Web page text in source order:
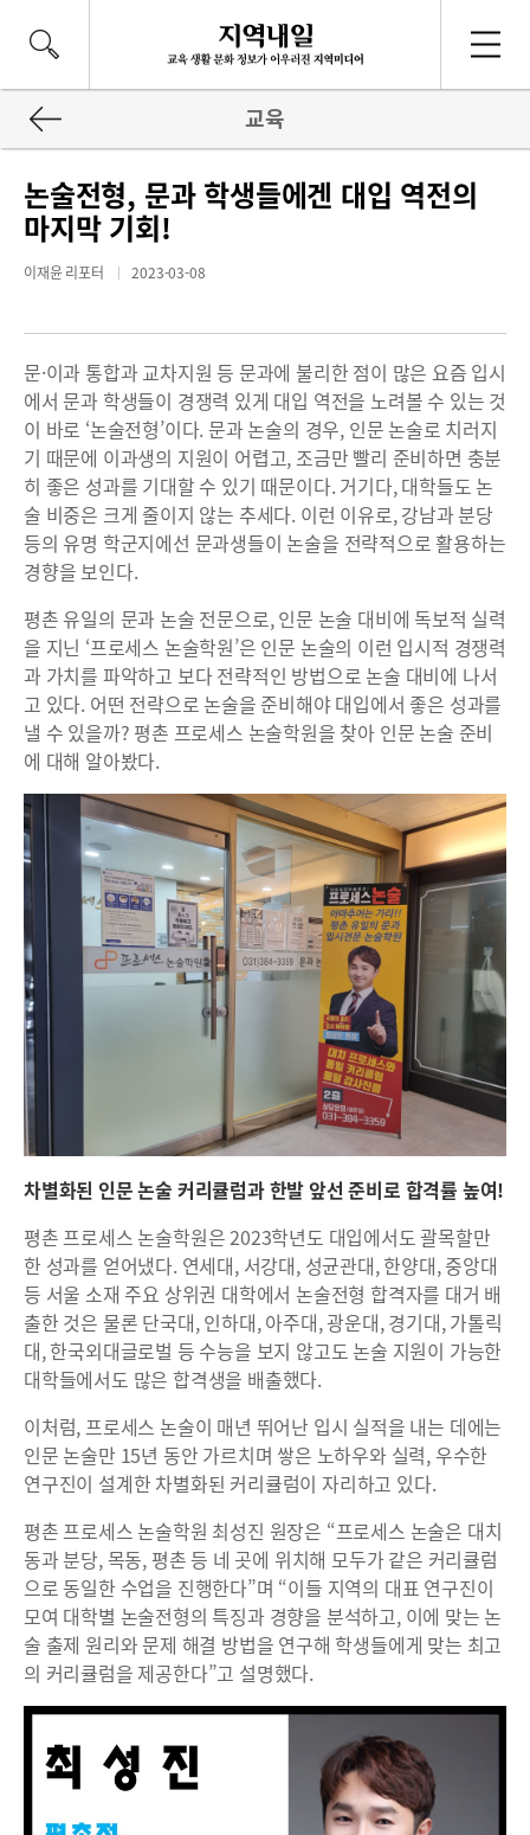
교육
논술전형, 문과 학생들에겐 대입 역전의
마지막 기회!
이재윤 리포터 2023-03-08
문·이과 통합과 교차지원 등 문과에 불리한 점이 많은 요즘 입시
에서 문과 학생들이 경쟁력 있게 대입 역전을 노려볼 수 있는 것
이 바로 ‘논술전형’이다. 문과 논술의 경우, 인문 논술로 치러지
기 때문에 이과생의 지원이 어렵고, 조금만 빨리 준비하면 충분
히 좋은 성과를 기대할 수 있기 때문이다. 거기다, 대학들도 논
술 비중은 크게 줄이지 않는 추세다. 이런 이유로, 강남과 분당
등의 유명 학군지에선 문과생들이 논술을 전략적으로 활용하는
경향을 보인다.
평촌 유일의 문과 논술 전문으로, 인문 논술 대비에 독보적 실력
을 지닌 ‘프로세스 논술학원’은 인문 논술의 이런 입시적 경쟁력
과 가치를 파악하고 보다 전략적인 방법으로 논술 대비에 나서
고 있다. 어떤 전략으로 논술을 준비해야 대입에서 좋은 성과를
낼 수 있을까? 평촌 프로세스 논술학원을 찾아 인문 논술 준비
에 대해 알아봤다.
차별화된 인문 논술 커리큘럼과 한발 앞선 준비로 합격률 높여!
평촌 프로세스 논술학원은 2023학년도 대입에서도 괄목할만
한 성과를 얻어냈다. 연세대, 서강대, 성균관대, 한양대, 중앙대
등 서울 소재 주요 상위권 대학에서 논술전형 합격자를 대거 배
출한 것은 물론 단국대, 인하대, 아주대, 광운대, 경기대, 가톨릭
대, 한국외대글로벌 등 수능을 보지 않고도 논술 지원이 가능한
대학들에서도 많은 합격생을 배출했다.
이처럼, 프로세스 논술이 매년 뛰어난 입시 실적을 내는 데에는
인문 논술만 15년 동안 가르치며 쌓은 노하우와 실력, 우수한
연구진이 설계한 차별화된 커리큘럼이 자리하고 있다.
평촌 프로세스 논술학원 최성진 원장은 “프로세스 논술은 대치
동과 분당, 목동, 평촌 등 네 곳에 위치해 모두가 같은 커리큘럼
으로 동일한 수업을 진행한다”며 “이들 지역의 대표 연구진이
모여 대학별 논술전형의 특징과 경향을 분석하고, 이에 맞는 논
술 출제 원리와 문제 해결 방법을 연구해 학생들에게 맞는 최고
의 커리큘럼을 제공한다”고 설명했다.